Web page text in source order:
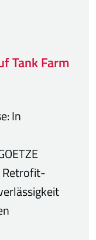
Tank Farm
In
Retrofit-